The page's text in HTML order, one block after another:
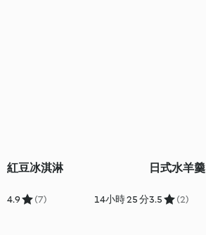
紅豆冰淇淋
4.9 (7) 14小時 25 分
日式水羊羹
3.5 (2)